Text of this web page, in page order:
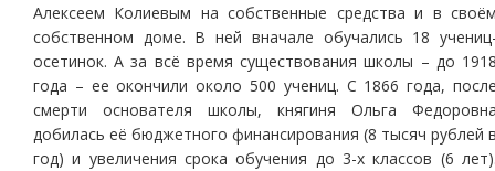
Алексеем Колиевым на собственные средства и в
собственном доме. В ней вначале обучались 18
осетинок. А за всё время существования школы – до
года – ее окончили около 500 учениц. С 1866 года,
смерти основателя школы, княгиня Ольга
добилась её бюджетного финансирования (8 тысяч рублей
год) и увеличения срока обучения до 3-х классов (6